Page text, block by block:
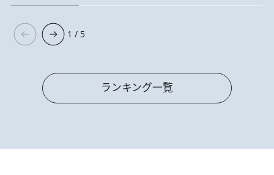
1 / 5
ランキング一覧